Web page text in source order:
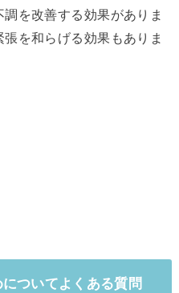
を改善する効果がありま
を和らげる効果もありま
ついてよくある質問